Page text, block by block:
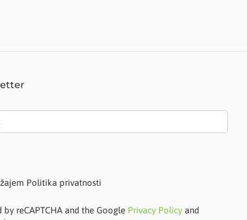
Politika privatnosti
reCAPTCHA and the Google Privacy Policy and